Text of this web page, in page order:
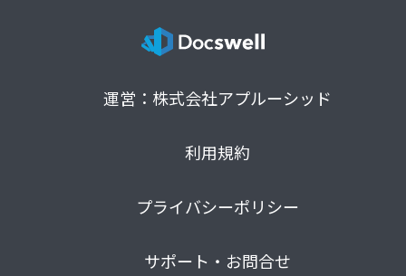
運営：株式会社アプルーシッド
利用規約
プライバシーポリシー
サポート・お問合せ